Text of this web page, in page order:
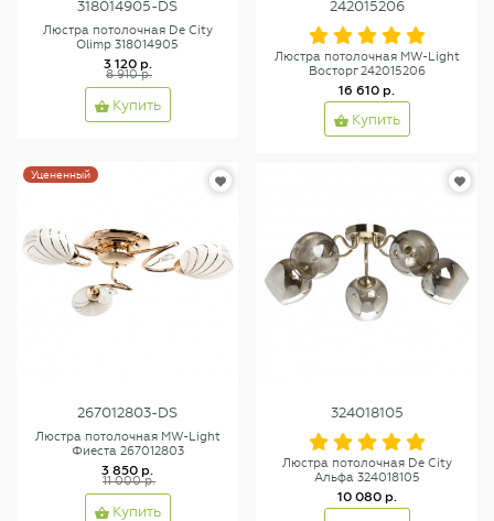
318014905-DS
Люстра потолочная De City
Olimp 318014905
3 120 р.
8 910 р.
Купить
242015206
Люстра потолочная MW-Light
Восторг 242015206
16 610 р.
Купить
Уцененный
267012803-DS
Люстра потолочная MW-Light
Фиеста 267012803
3 850 р.
11 000 р.
Купить
324018105
Люстра потолочная De City
Альфа 324018105
10 080 р.